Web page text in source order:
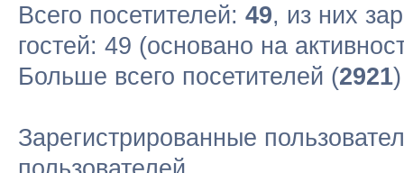
Всего посетителей: 49, из них
гостей: 49 (основано на
Больше всего посетителей (2921
Зарегистрированные